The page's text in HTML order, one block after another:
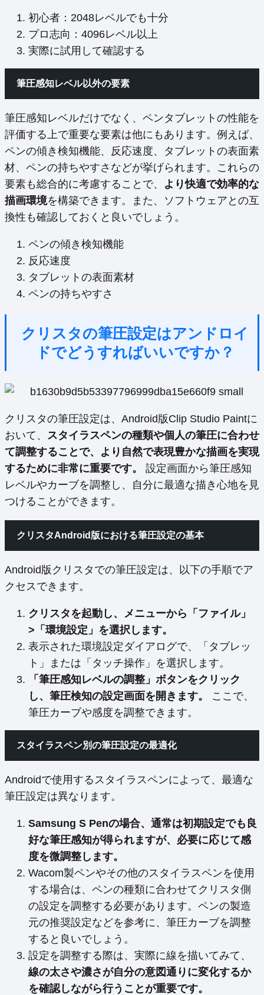
初心者：2048レベルでも十分
プロ志向：4096レベル以上
実際に試用して確認する
筆圧感知レベル以外の要素
筆圧感知レベルだけでなく、ペンタブレットの性能を
評価する上で重要な要素は他にもあります。例えば、
ペンの傾き検知機能、反応速度、タブレットの表面素
材、ペンの持ちやすさなどが挙げられます。これらの
要素も総合的に考慮することで、 より快適で効率的な
描画環境を構築できます。また、ソフトウェアとの互
換性も確認しておくと良いでしょう。
ペンの傾き検知機能
反応速度
タブレットの表面素材
ペンの持ちやすさ
クリスタの筆圧設定はアンドロイ
ドでどうすればいいですか？
クリスタの筆圧設定は、Android版Clip Studio Paintに
おいて、 スタイラスペンの種類や個人の筆圧に合わせ
て調整することで、より自然で表現豊かな描画を実現
するために非常に重要です。
設定画面から筆圧感知
レベルやカーブを調整し、自分に最適な描き心地を見
つけることができます。
クリスタAndroid版における筆圧設定の基本
Android版クリスタでの筆圧設定は、以下の手順でア
クセスできます。
クリスタを起動し、メニューから「ファイル」
>「環境設定」を選択します。
表示された環境設定ダイアログで、「タブレッ
ト」または「タッチ操作」を選択します。
「筆圧感知レベルの調整」ボタンをクリック
し、筆圧検知の設定画面を開きます。
ここで、
筆圧カーブや感度を調整できます。
スタイラスペン別の筆圧設定の最適化
Androidで使用するスタイラスペンによって、最適な
筆圧設定は異なります。
Samsung S Penの場合、通常は初期設定でも良
好な筆圧感知が得られますが、必要に応じて感
度を微調整します。
Wacom製ペンやその他のスタイラスペンを使用
する場合は、ペンの種類に合わせてクリスタ側
の設定を調整する必要があります。ペンの製造
元の推奨設定などを参考に、筆圧カーブを調整
すると良いでしょう。
設定を調整する際は、実際に線を描いてみて、
線の太さや濃さが自分の意図通りに変化するか
を確認しながら行うことが重要です。